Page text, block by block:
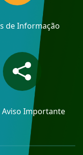
de Informação
Aviso Importante